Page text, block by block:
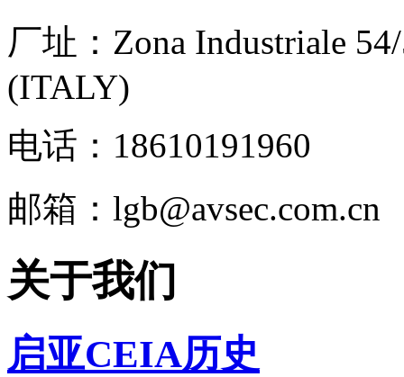
厂址： Zona Industriale
(ITALY)
电话：18610191960
邮箱：lgb@avsec.com.cn
关于我们
启亚CEIA历史